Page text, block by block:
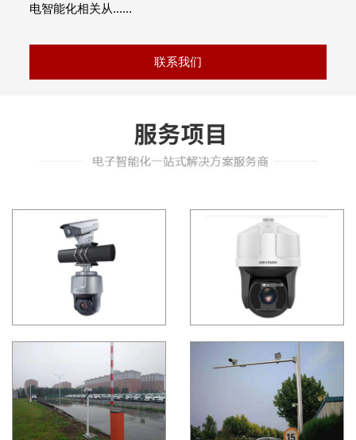
电智能化相关从......
联系我们